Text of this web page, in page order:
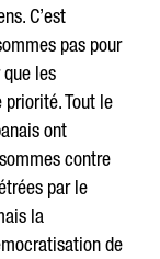
C’est
pas pour
les
priorité. Tout le
ont
contre
par le
la
de